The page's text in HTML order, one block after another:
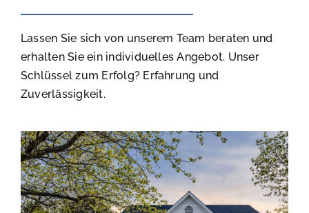
Team
Kontakt
Lassen Sie sich von unserem Team beraten und
erhalten Sie ein individuelles Angebot. Unser
Schlüssel zum Erfolg? Erfahrung und
Zuverlässigkeit.